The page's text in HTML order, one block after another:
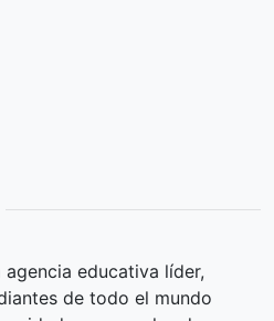
agencia educativa líder,
de todo el mundo